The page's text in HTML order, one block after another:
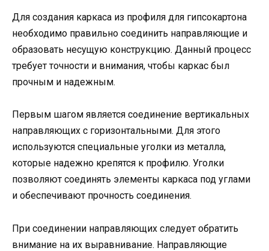
Для создания каркаса из профиля для гипсокартона
необходимо правильно соединить направляющие и
образовать несущую конструкцию. Данный процесс
требует точности и внимания, чтобы каркас был
прочным и надежным.
Первым шагом является соединение вертикальных
направляющих с горизонтальными. Для этого
используются специальные уголки из металла,
которые надежно крепятся к профилю. Уголки
позволяют соединять элементы каркаса под углами
и обеспечивают прочность соединения.
При соединении направляющих следует обратить
внимание на их выравнивание. Направляющие